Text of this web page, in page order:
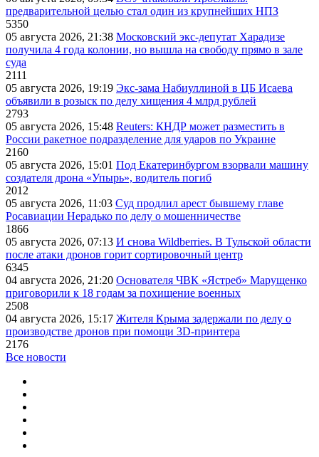
предварительной целью стал один из крупнейших НПЗ
5350
05 августа 2026, 21:38 Московский экс-депутат Харадизе
получила 4 года колонии, но вышла на свободу прямо в зале
суда
2111
05 августа 2026, 19:19 Экс-зама Набиуллиной в ЦБ Исаева
объявили в розыск по делу хищения 4 млрд рублей
2793
05 августа 2026, 15:48 Reuters: КНДР может разместить в
России ракетное подразделение для ударов по Украине
2160
05 августа 2026, 15:01 Под Екатеринбургом взорвали машину
создателя дрона «Упырь», водитель погиб
2012
05 августа 2026, 11:03 Суд продлил арест бывшему главе
Росавиации Нерадько по делу о мошенничестве
1866
05 августа 2026, 07:13 И снова Wildberries. В Тульской области
после атаки дронов горит сортировочный центр
6345
04 августа 2026, 21:20 Основателя ЧВК «Ястреб» Марущенко
приговорили к 18 годам за похищение военных
2508
04 августа 2026, 15:17 Жителя Крыма задержали по делу о
производстве дронов при помощи 3D‑принтера
2176
Все новости